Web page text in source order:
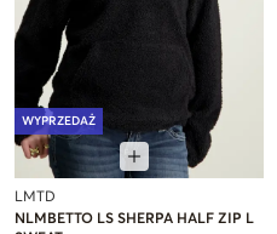
WYPRZEDAŻ
LMTD
NLMBETTO LS SHERPA HALF ZIP L